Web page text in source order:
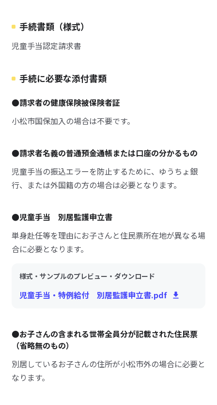
手続書類（様式）
児童手当認定請求書
手続に必要な添付書類
●請求者の健康保険被保険者証
小松市国保加入の場合は不要です。
●請求者名義の普通預金通帳または口座の分かるもの
児童手当の振込エラーを防止するために、ゆうちょ銀
行、または外国籍の方の場合は必要となります。
●児童手当 別居監護申立書
単身赴任等を理由にお子さんと住民票所在地が異なる場
合に必要となります。
様式・サンプルのプレビュー・ダウンロード
児童手当・特例給付 別居監護申立書.pdf
●お子さんの含まれる世帯全員分が記載された住民票
（省略無のもの）
別居しているお子さんの住所が小松市外の場合に必要と
なります。